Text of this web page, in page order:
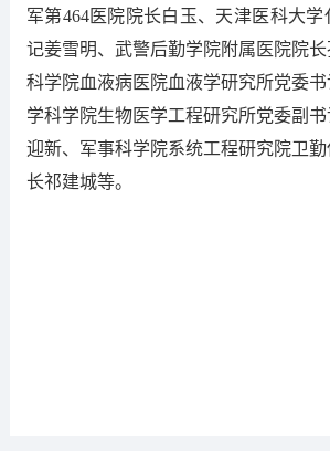
军第464医院院长白玉、天津医科大
记姜雪明、武警后勤学院附属医院院
科学院血液病医院血液学研究所党委
学科学院生物医学工程研究所党委副
迎新、军事科学院系统工程研究院卫
长祁建城等。